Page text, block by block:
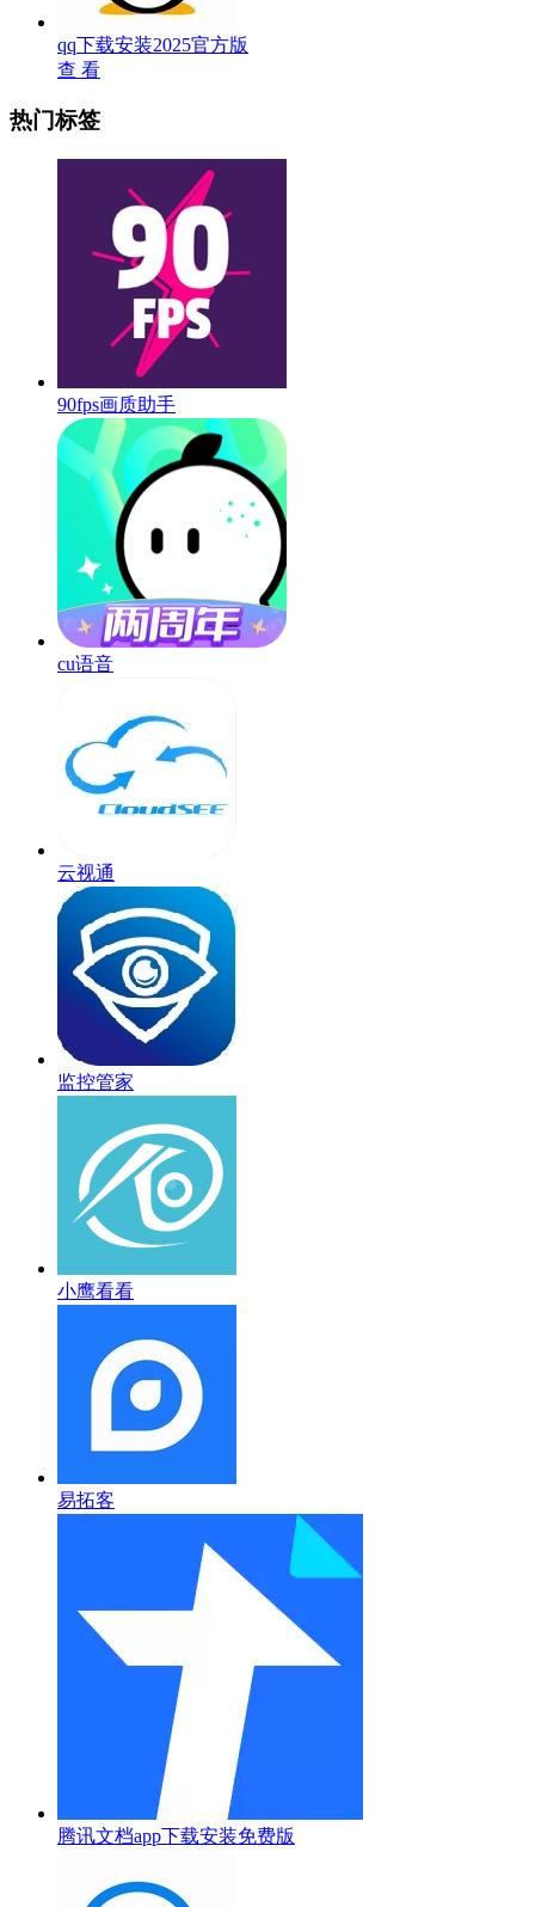
qq下载安装2025官方版
查 看
热门标签
90fps画质助手
cu语音
云视通
监控管家
小鹰看看
易拓客
腾讯文档app下载安装免费版